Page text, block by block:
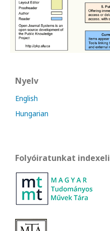
Nyelv
English
Hungarian
Folyóiratunkat indexeli